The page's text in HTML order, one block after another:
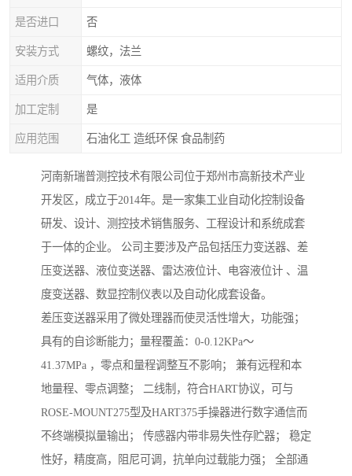
是否进口 否
安装方式 螺纹，法兰
适用介质 气体，液体
加工定制 是
应用范围 石油化工 造纸环保 食品制药
河南新瑞普测控技术有限公司位于郑州市高新技术产业
开发区，成立于2014年。是一家集工业自动化控制设备
研发、设计、测控技术销售服务、工程设计和系统成套
于一体的企业。 公司主要涉及产品包括压力变送器、差
压变送器、液位变送器、雷达液位计、电容液位计 、温
度变送器、数显控制仪表以及自动化成套设备。
差压变送器采用了微处理器而使灵活性增大，功能强；
具有的自诊断能力；量程覆盖：0-0.12KPa～
41.37MPa ，零点和量程调整互不影响； 兼有远程和本
地量程、零点调整； 二线制，符合HART协议，可与
ROSE-MOUNT275型及HART375手操器进行数字通信而
不终端模拟量输出； 传感器内带非易失性存贮器； 稳定
性好，精度高，阻尼可调，抗单向过载能力强； 全部通